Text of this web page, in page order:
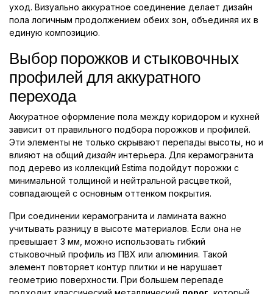
уход. Визуально аккуратное соединение делает дизайн
пола логичным продолжением обеих зон, объединяя их в
единую композицию.
Выбор порожков и стыковочных
профилей для аккуратного
перехода
Аккуратное оформление пола между коридором и кухней
зависит от правильного подбора порожков и профилей.
Эти элементы не только скрывают перепады высоты, но и
влияют на общий дизайн интерьера. Для керамогранита
под дерево из коллекций Estima подойдут порожки с
минимальной толщиной и нейтральной расцветкой,
совпадающей с основным оттенком покрытия.
При соединении керамогранита и ламината важно
учитывать разницу в высоте материалов. Если она не
превышает 3 мм, можно использовать гибкий
стыковочный профиль из ПВХ или алюминия. Такой
элемент повторяет контур плитки и не нарушает
геометрию поверхности. При большем перепаде